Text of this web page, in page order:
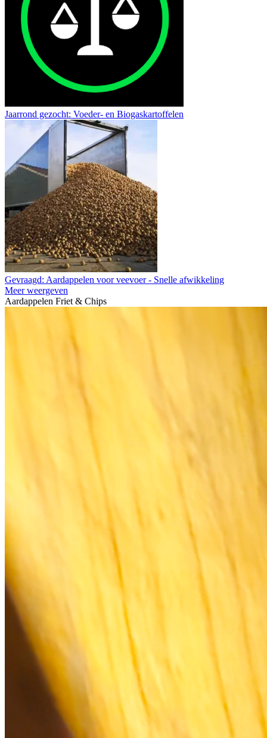
Jaarrond gezocht: Voeder- en Biogaskartoffelen
Gevraagd: Aardappelen voor veevoer - Snelle afwikkeling
Meer weergeven
Aardappelen Friet & Chips